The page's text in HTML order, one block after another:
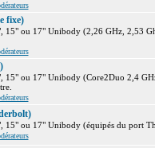
fixe)
15" ou 17" Unibody (2,26 GHz, 2,53
15" ou 17" Unibody (Core2Duo 2,4
15" ou 17" Unibody (équipés du port